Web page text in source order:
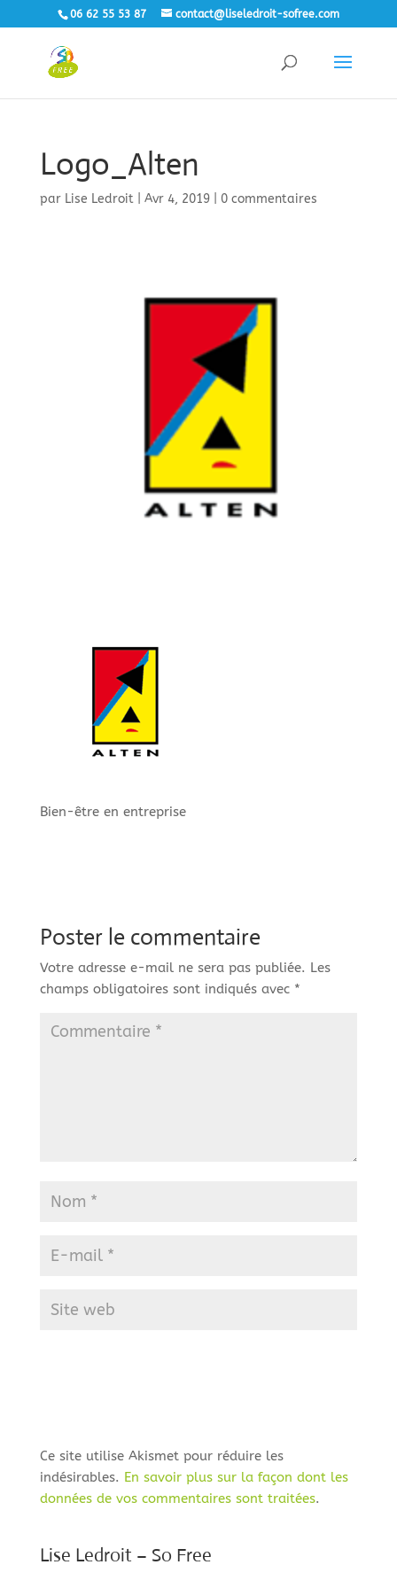
06 62 55 53 87 contact@liseledroit-sofree.com
Logo_Alten
par Lise Ledroit| Avr 4, 2019| 0 commentaires
Bien-être en entreprise
Poster le commentaire
Votre adresse e-mail ne sera pas publiée. Les
champs obligatoires sont indiqués avec *
Ce site utilise Akismet pour réduire les
indésirables. En savoir plus sur la façon dont les
données de vos commentaires sont traitées.
Lise Ledroit – So Free